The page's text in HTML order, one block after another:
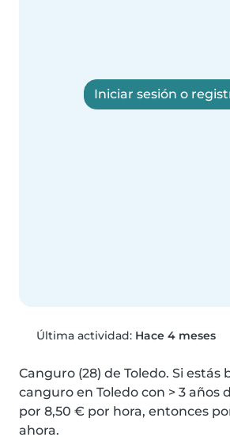
Iniciar sesión o
Última actividad: Hace 4 meses
Canguro (28) de Toledo. Si estás
canguro en Toledo con > 3 años
por 8,50 € por hora, entonces
ahora.